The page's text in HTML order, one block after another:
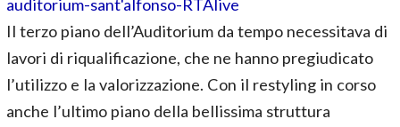
Il terzo piano dell’Auditorium da tempo necessitava di
lavori di riqualificazione, che ne hanno pregiudicato
l’utilizzo e la valorizzazione. Con il restyling in corso
anche l’ultimo piano della bellissima struttura